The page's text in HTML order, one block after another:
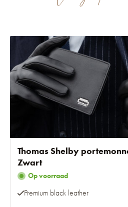
Thomas Shelby
Zwart
Op voorraad
Premium black leather